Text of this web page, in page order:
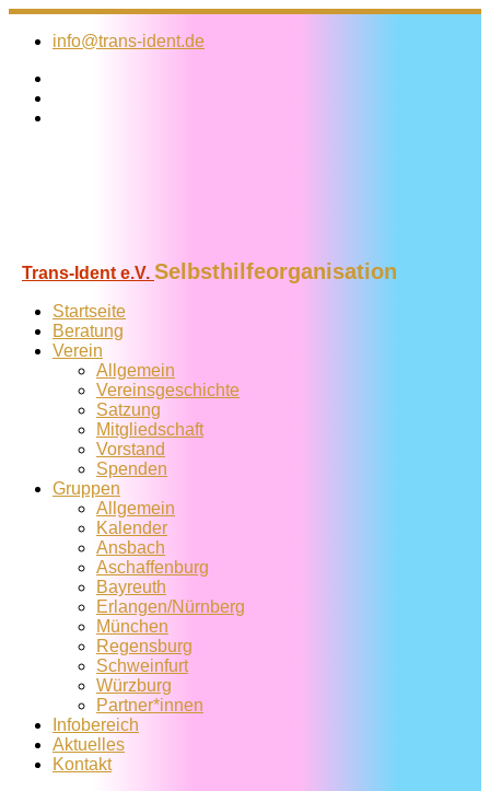
Zum
Inhalt
info@trans-ident.de
Trans-Ident e.V. Selbsthilfeorganisation
Startseite
Beratung
Verein
Allgemein
Vereins­geschichte
Satzung
Mitglied­schaft
Vorstand
Spenden
Gruppen
Allgemein
Kalender
Ansbach
Aschaffenburg
Bayreuth
Erlangen/Nürnberg
München
Regensburg
Schweinfurt
Würzburg
Partner*innen
Infobereich
Aktuelles
Kontakt